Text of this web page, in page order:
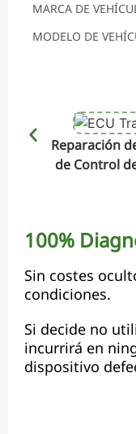
MARCA DE
MODELO DE
Reparación
de Control
100%
Sin costes
condiciones.
Si decide no
incurrirá en
dispositivo